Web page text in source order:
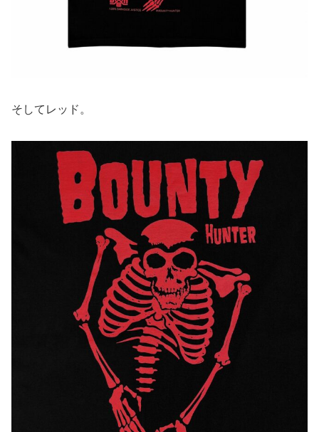
そしてレッド。